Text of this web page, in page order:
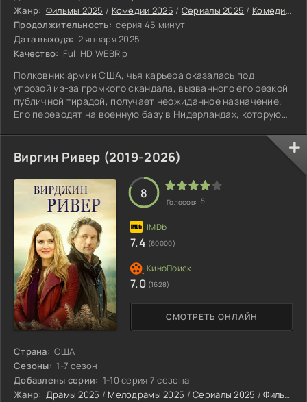
Жанр: Фильмы 2025 / Комедии 2025 / Сериалы 2025 / Комедийные сериалы
Продолжительность: серия 45 минут
Дата выхода: 2 января 2025
Качество: Full HD WEBRip
Полковник армии США, чья карьера оказалась под
угрозой из-за громкого скандала, вызванного его резкой
публичной тирадой, получает неожиданное назначение.
Его переводят на военную базу в Нидерландах, которую
страны.
Виргин Ривер (2019-2026)
Страна: США
Сезоны: 1-7 сезон
Добавлены серии: 1-10 серия 7 сезона
Жанр: Драмы 2025 / Мелодрамы 2025 /Сериалы 2025 /Фильмы 2025
СМОТРЕТЬ ОНЛАЙН
8
Голосов: 5
7.4 (60000)
7.0 (1628)